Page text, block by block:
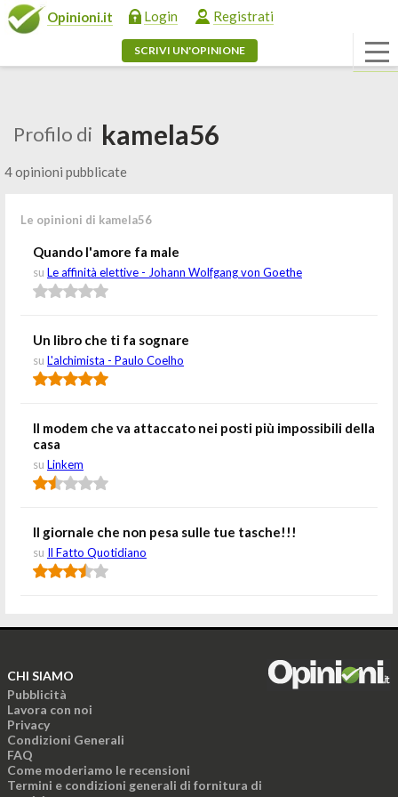
Opinioni.it Login Registrati
SCRIVI UN'OPINIONE
Profilo di kamela56
4 opinioni pubblicate
Le opinioni di kamela56
Quando l'amore fa male
su Le affinità elettive - Johann Wolfgang von Goethe
Un libro che ti fa sognare
su L'alchimista - Paulo Coelho
Il modem che va attaccato nei posti più impossibili della
casa
su Linkem
Il giornale che non pesa sulle tue tasche!!!
su Il Fatto Quotidiano
CHI SIAMO
Pubblicità
Lavora con noi
Privacy
Condizioni Generali
FAQ
Come moderiamo le recensioni
Termini e condizioni generali di fornitura di